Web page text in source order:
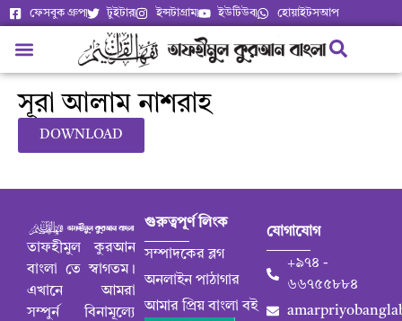
ফেসবুক গ্রুপ টুইটার ইন্সটাগ্রাম ইউটিউব হোয়াইটসআপ
সূরা আলাম নাশরাহ
DOWNLOAD
তাফহীমুল কুরআন
বাংলা তে স্বাগতম।
এখানে আমরা
সম্পুর্ন বিনামূল্যে
গুরুত্বপূর্ণ লিংক
সম্পাদকের ব্লগ
অনলাইন পাঠাগার
আমার প্রিয় বাংলা বই
যোগাযোগ
+৯৭৪ -
৬৬৭৫৫৮৮৪